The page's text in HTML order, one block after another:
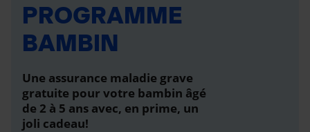
PROGRAMME
BAMBIN
Une assurance maladie grave
gratuite pour votre bambin âgé
de 2 à 5 ans avec, en prime, un
joli cadeau!